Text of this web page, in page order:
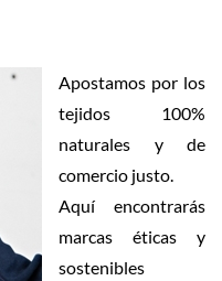
Apostamos por los
tejidos 100%
naturales y de
comercio justo.
Aquí encontrarás
marcas éticas y
sostenibles